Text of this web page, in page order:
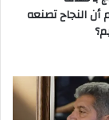
أن النجاح تصنعه